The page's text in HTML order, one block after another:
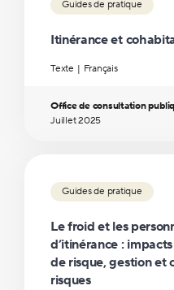
Guides de pratique
Itinérance et
Texte Français
Office de consultation
Juillet2025
Guides de pratique
Le froid et les
d’itinérance :
de risque, gestion et
risques